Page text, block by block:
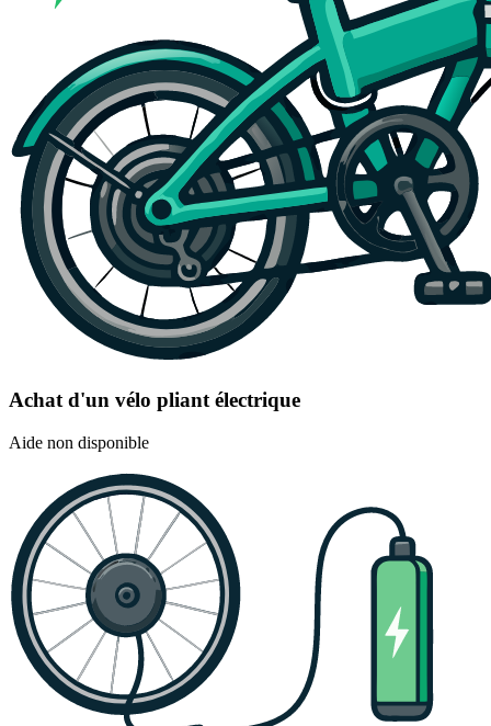
Achat d'un vélo pliant électrique
Aide non disponible